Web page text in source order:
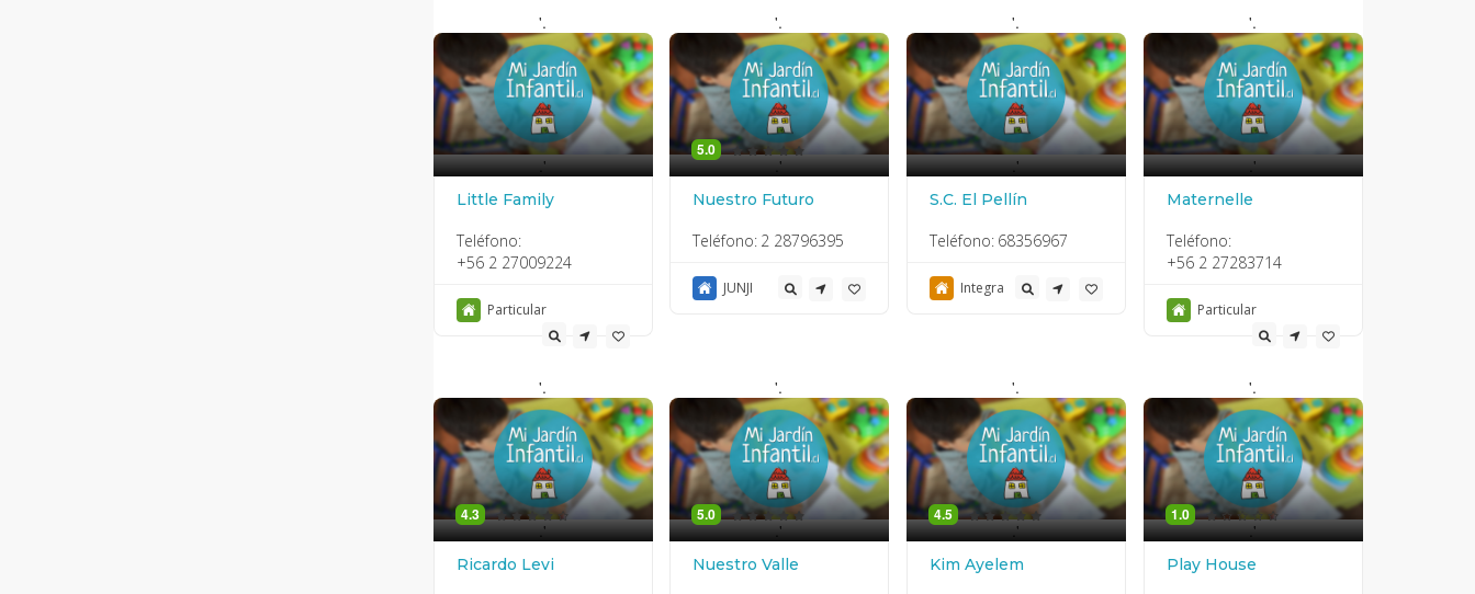
'.
.'
Little Family
Teléfono:
+56 2 27009224
Particular
'.
.'
5.0
Nuestro Futuro
Teléfono: 2 28796395
JUNJI
'.
.'
S.C. El Pellín
Teléfono: 68356967
Integra
'.
.'
Maternelle
Teléfono:
+56 2 27283714
Particular
'.
.'
4.3
Ricardo Levi
'.
.'
5.0
Nuestro Valle
'.
.'
4.5
Kim Ayelem
'.
.'
1.0
Play House